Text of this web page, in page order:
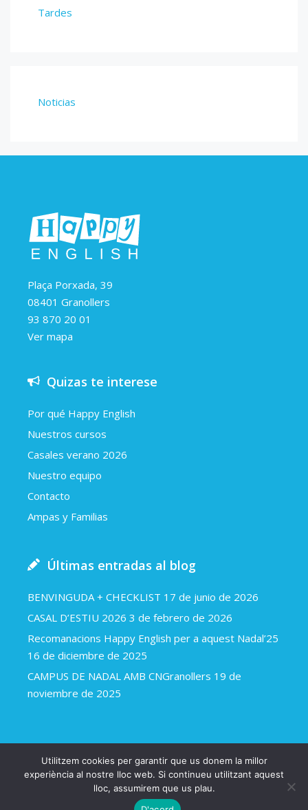
Tardes
Noticias
Plaça Porxada, 39
08401 Granollers
93 870 20 01
Ver mapa
Quizas te interese
Por qué Happy English
Nuestros cursos
Casales verano 2026
Nuestro equipo
Contacto
Ampas y Familias
Últimas entradas al blog
BENVINGUDA + CHECKLIST 17 de junio de 2026
CASAL D’ESTIU 2026 3 de febrero de 2026
Recomanacions Happy English per a aquest Nadal’25
16 de diciembre de 2025
CAMPUS DE NADAL AMB CNGranollers 19 de
noviembre de 2025
Happy english 2018
Avíso legal y política de cookies
Una web d’Arapla.cat
Utilitzem cookies per garantir que us donem la millor
experiència al nostre lloc web. Si continueu utilitzant aquest
lloc, assumirem que us plau.